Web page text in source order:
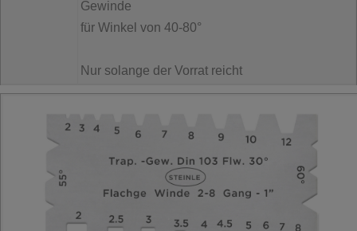
Gewinde
für Winkel von 40-80°
Nur solange der Vorrat reicht